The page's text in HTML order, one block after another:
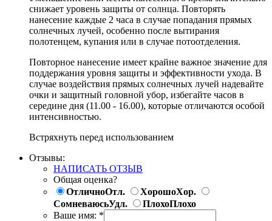
снижает уровень защиты от солнца. Повторять
нанесение каждые 2 часа в случае попадания прямых
солнечных лучей, особенно после вытирания
полотенцем, купания или в случае потоотделения.
Повторное нанесение имеет крайне важное значение для
поддержания уровня защиты и эффективности ухода. В
случае воздействия прямых солнечных лучей надевайте
очки и защитный головной убор, избегайте часов в
середине дня (11.00 - 16.00), которые отличаются особой
интенсивностью.
Встряхнуть перед использованием
Отзывы:
НАПИСАТЬ ОТЗЫВ
Общая оценка?
ОтличноОтл. ХорошоХор.
СомневаюсьУдл. ПлохоПлохо
Ваше имя: *